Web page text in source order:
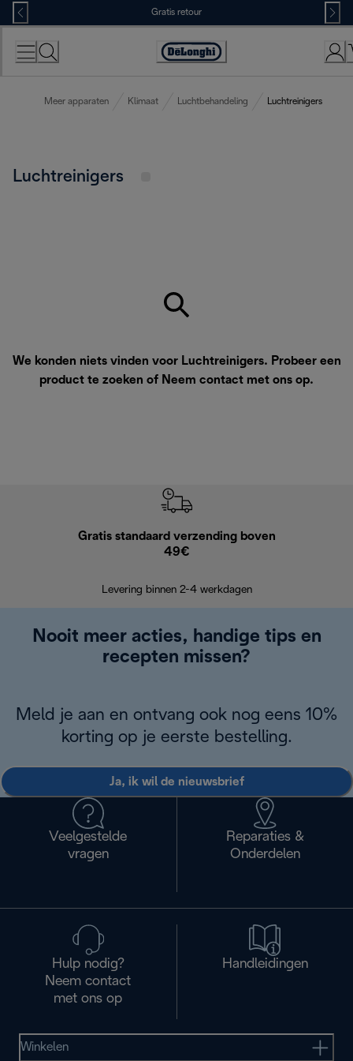
Skip
to
Content
Gratis retour
Accessibility
Meer apparaten Klimaat Luchtbehandeling Luchtreinigers
Luchtreinigers
We konden niets vinden voor Luchtreinigers. Probeer een
product te zoeken of Neem contact met ons op.
Gratis standaard verzending boven
49€
Levering binnen 2-4 werkdagen
Nooit meer acties, handige tips en
recepten missen?
Meld je aan en ontvang ook nog eens 10%
korting op je eerste bestelling.
Ja, ik wil de nieuwsbrief
Veelgestelde
vragen
Reparaties &
Onderdelen
Hulp nodig?
Neem contact
met ons op
Handleidingen
Winkelen